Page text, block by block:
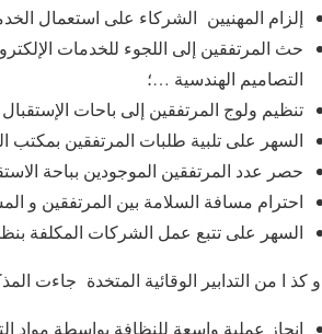
إلزام المهنيين الشركاء على استعمال
حث المرتفقين إلى اللجوء للخدمات
التصاميم الهندسية …؛
تنظيم ولوج المرتفقين إلى باحات
السهر على تلبية طلبات المرتفقين بمكتب
حصر عدد المرتفقين الموجودين بباحة
احترام مسافة السلامة بين المرتفقين و
السهر على تتبع عمل الشركات المكلفة
و كذ ا من التدابير الوقائية المتخدة جاءت المذكرة الإخبارية